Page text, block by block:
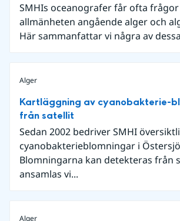
SMHIs oceanografer får ofta
allmänheten angående alger och
Här sammanfattar vi några av
Alger
Kartläggning av cyanobakterie-
från satellit
Sedan 2002 bedriver SMHI
cyanobakterieblomningar i
Blomningarna kan detekteras från
ansamlas vi...
Alger